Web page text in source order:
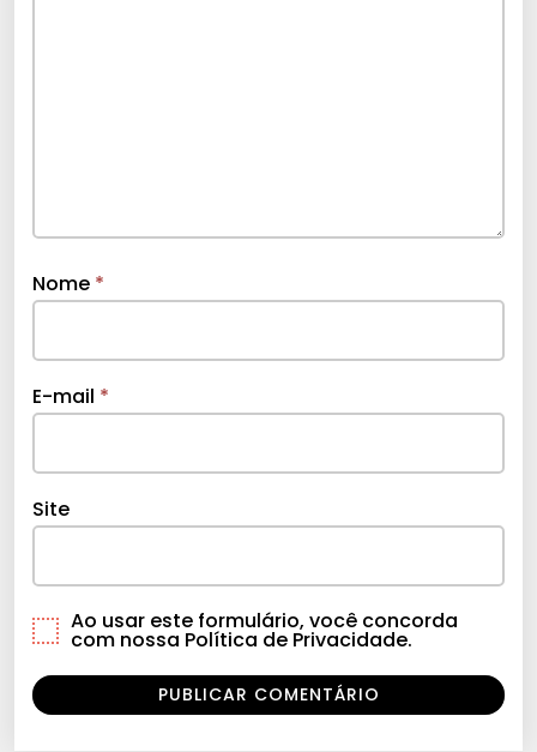
Nome *
E-mail *
Site
Ao usar este formulário, você concorda
com nossa Política de Privacidade.